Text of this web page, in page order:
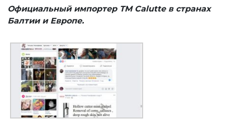
Официальный импортер ТМ Calutte в странах
Балтии и Европе.